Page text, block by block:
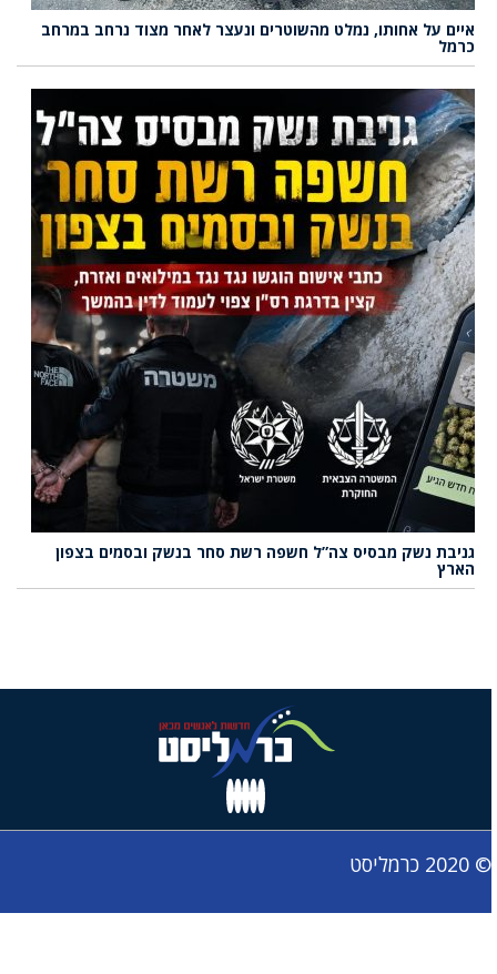
איים על אחותו, נמלט מהשוטרים ונעצר לאחר מצוד נרחב במרחב
כרמל
גניבת נשק מבסיס צה”ל חשפה רשת סחר בנשק ובסמים בצפון
הארץ
© 2020 כרמליסט